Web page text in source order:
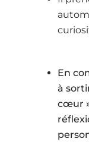
En
à
cœur